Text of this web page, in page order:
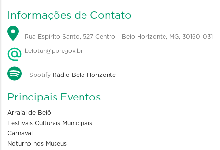
Informações de Contato
Rua Espírito Santo, 527 Centro - Belo Horizonte, MG, 30160-031
belotur@pbh.gov.br
Spotify Rádio Belo Horizonte
Principais Eventos
Arraial de Belô
Festivais Culturais Municipais
Carnaval
Noturno nos Museus